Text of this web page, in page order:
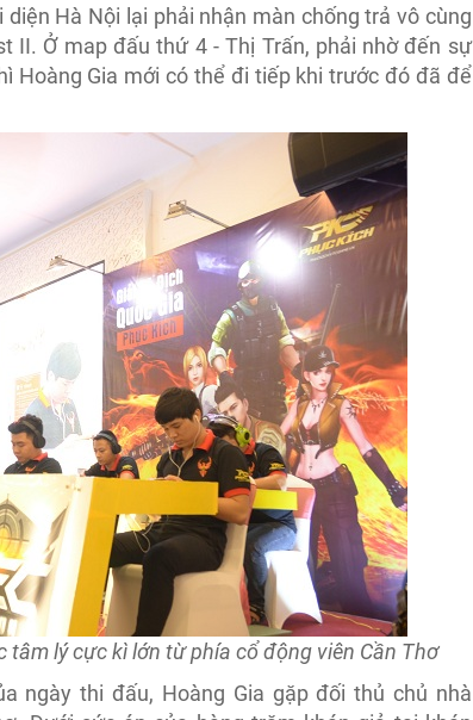
Hà Nội lại phải nhận màn chống trả vô cùng
II. Ở map đấu thứ 4 - Thị Trấn, phải nhờ đến sự
Hoàng Gia mới có thể đi tiếp khi trước đó đã để
lý cực kì lớn từ phía cổ động viên Cần Thơ
ngày thi đấu, Hoàng Gia gặp đối thủ chủ nhà